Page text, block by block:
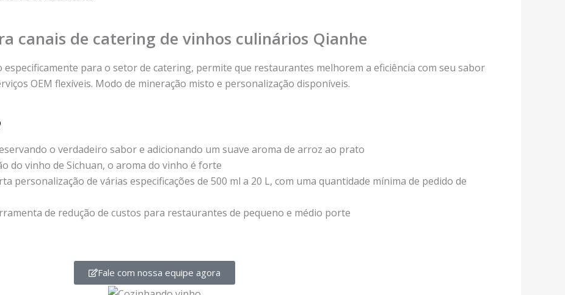
canais de catering de vinhos culinários Qianhe
especificamente para o setor de catering, permite que restaurantes melhorem a eficiência com seu sabor
OEM flexíveis. Modo de mineração misto e personalização disponíveis.
o verdadeiro sabor e adicionando um suave aroma de arroz ao prato
do vinho de Sichuan, o aroma do vinho é forte
personalização de várias especificações de 500 ml a 20 L, com uma quantidade mínima de pedido de
de redução de custos para restaurantes de pequeno e médio porte
Fale com nossa equipe agora